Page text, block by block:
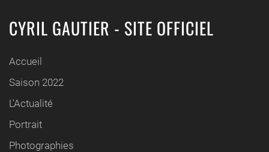
CYRIL GAUTIER - SITE OFFICIEL
Accueil
Saison 2022
L'Actualité
Portrait
Photographies